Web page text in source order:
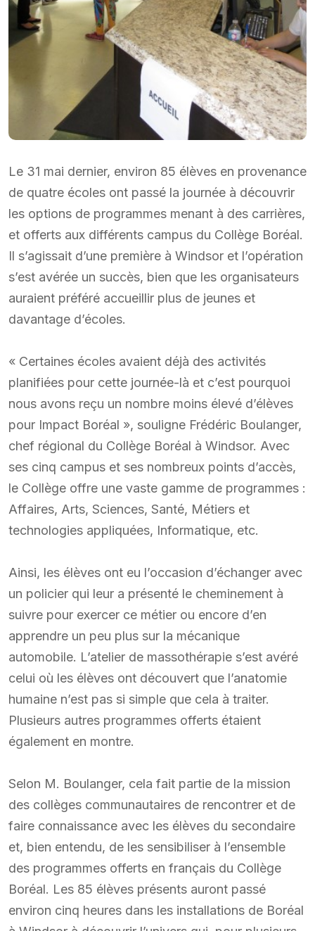
Le 31 mai dernier, environ 85 élèves en provenance
de quatre écoles ont passé la journée à découvrir
les options de programmes menant à des carrières,
et offerts aux différents campus du Collège Boréal.
Il s’agissait d’une première à Windsor et l’opération
s’est avérée un succès, bien que les organisateurs
auraient préféré accueillir plus de jeunes et
davantage d’écoles.
« Certaines écoles avaient déjà des activités
planifiées pour cette journée-là et c’est pourquoi
nous avons reçu un nombre moins élevé d’élèves
pour Impact Boréal », souligne Frédéric Boulanger,
chef régional du Collège Boréal à Windsor. Avec
ses cinq campus et ses nombreux points d’accès,
le Collège offre une vaste gamme de programmes :
Affaires, Arts, Sciences, Santé, Métiers et
technologies appliquées, Informatique, etc.
Ainsi, les élèves ont eu l’occasion d’échanger avec
un policier qui leur a présenté le cheminement à
suivre pour exercer ce métier ou encore d’en
apprendre un peu plus sur la mécanique
automobile. L’atelier de massothérapie s’est avéré
celui où les élèves ont découvert que l’anatomie
humaine n’est pas si simple que cela à traiter.
Plusieurs autres programmes offerts étaient
également en montre.
Selon M. Boulanger, cela fait partie de la mission
des collèges communautaires de rencontrer et de
faire connaissance avec les élèves du secondaire
et, bien entendu, de les sensibiliser à l’ensemble
des programmes offerts en français du Collège
Boréal. Les 85 élèves présents auront passé
environ cinq heures dans les installations de Boréal